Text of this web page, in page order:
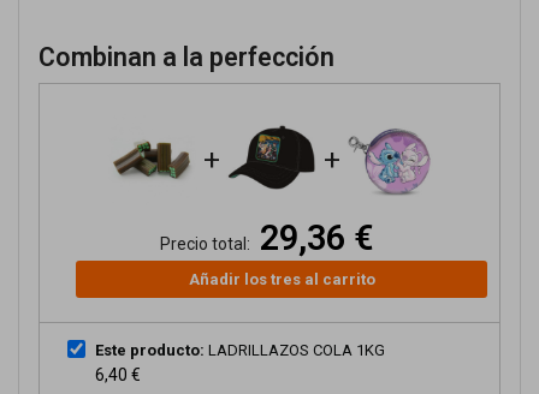
Combinan a la perfección
+ +
Precio total: 29,36 €
Añadir los tres al carrito
Este producto: LADRILLAZOS COLA 1KG
6,40 €